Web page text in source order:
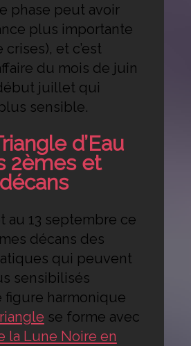
phase peut avoir
plus importante
et c’est
du mois de juin
juillet qui
sensible.
d’Eau
2èmes et
au 13 septembre ce
décans des
qui peuvent
sensibilisés
figure harmonique
se forme avec
la Lune Noire en